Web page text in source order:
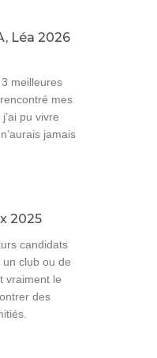
Léa 2026
meilleures
mes
pu vivre
jamais
2025
candidats
un club ou de
vraiment le
des